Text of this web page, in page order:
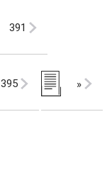
391
395 »